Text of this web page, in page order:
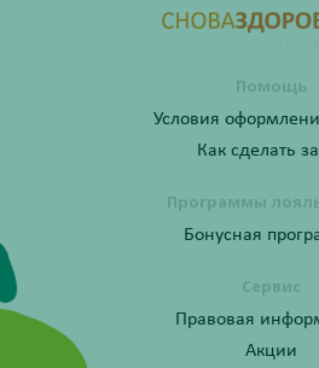
Помощь
Условия
Как сделать
Программы
Бонусная
Сервис
Правовая
Акции